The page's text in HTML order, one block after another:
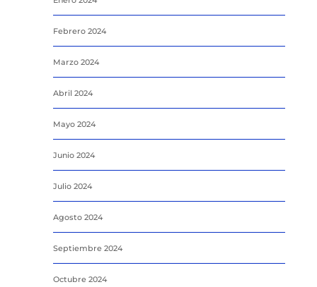
Febrero 2024
Marzo 2024
Abril 2024
Mayo 2024
Junio 2024
Julio 2024
Agosto 2024
Septiembre 2024
Octubre 2024